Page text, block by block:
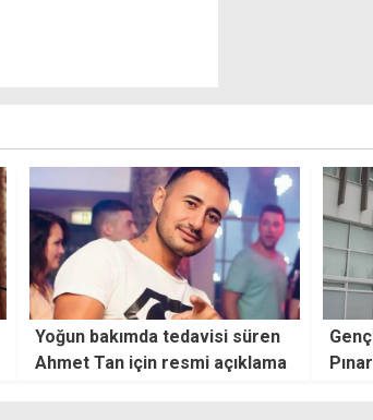
Gençlik Dairesi'nin yeni müdürü
Pınar Bıçaklı oldu